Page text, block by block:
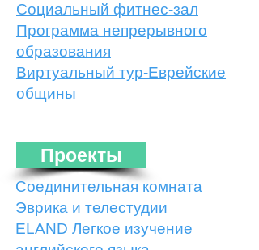
Социальный фитнес-зал
Программа непрерывного
образования
Виртуальный тур-Еврейские
общины
Проекты
Соединительная комната
Эврика и телестудии
ELAND Легкое изучение